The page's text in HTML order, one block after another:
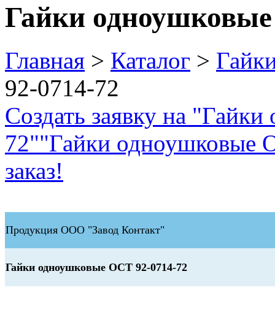
Гайки
Главная > Каталог >
92-0714-72
Создать заявку на
72""Гайки одноушковые
заказ!
Продукция ООО "Завод Контакт"
Гайки одноушковые ОСТ 92-0714-72